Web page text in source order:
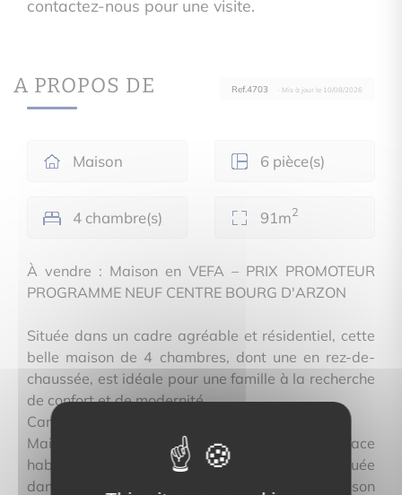
contactez-nous pour une visite.
A PROPOS DE Ref.4703 · Mis à jour le 10/08/2026
Maison 6 pièce(s)
4 chambre(s) 91m2
À vendre : Maison en VEFA – PRIX PROMOTEUR
PROGRAMME NEUF CENTRE BOURG D'ARZON
Située dans un cadre agréable et résidentiel, cette
belle maison de 4 chambres, dont une en rez-de-
chaussée, est idéale pour une famille à la recherche
de confort et de modernité.
Caractéristiques de la maison :
Maison T5 neuve, (RDC + 1 étage), d'une surface
habitable de 90,88 m², exposée Sud-Ouest. Située
dans un cadre résidentiel agréable, cette maison